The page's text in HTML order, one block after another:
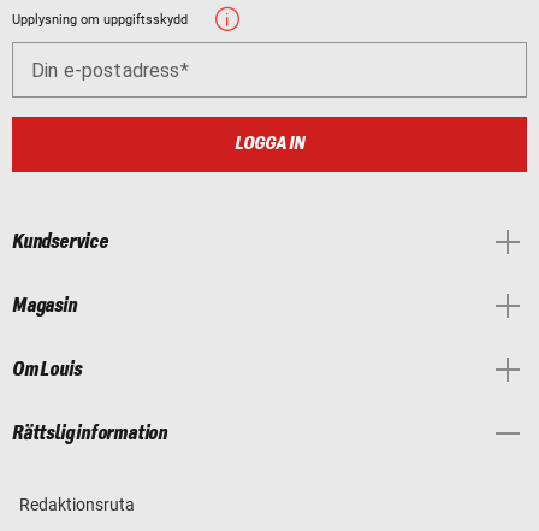
Upplysning om uppgiftsskydd
Din e-postadress
LOGGA IN
Kundservice
Magasin
Om Louis
Rättslig information
Redaktionsruta